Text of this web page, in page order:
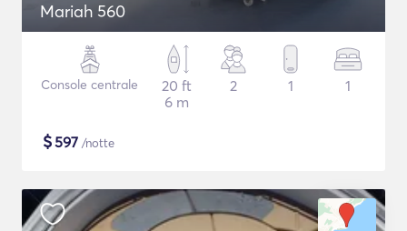
Mariah 560
Console centrale
20 ft
6 m
2 1 1
$597 /notte